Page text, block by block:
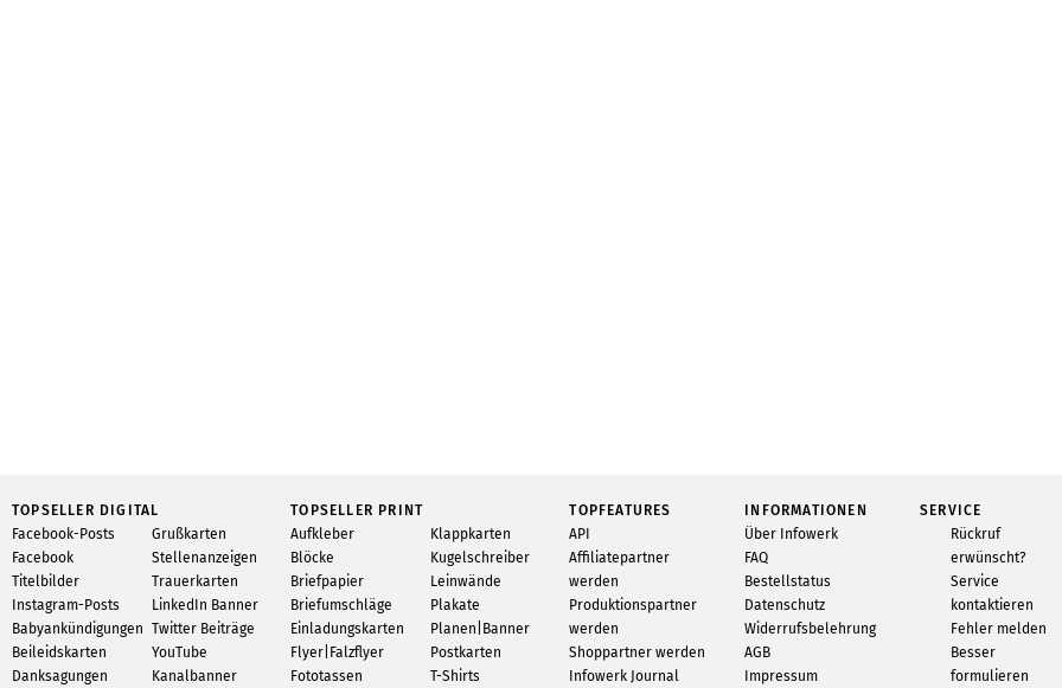
TOPSELLER DIGITAL
Facebook-Posts
Facebook
Titelbilder
Instagram-Posts
Babyankündigungen
Beileidskarten
Danksagungen
Grußkarten
Stellenanzeigen
Trauerkarten
LinkedIn Banner
Twitter Beiträge
YouTube
Kanalbanner
TOPSELLER PRINT
Aufkleber
Blöcke
Briefpapier
Briefumschläge
Einladungskarten
Flyer|Falzflyer
Fototassen
Klappkarten
Kugelschreiber
Leinwände
Plakate
Planen|Banner
Postkarten
T-Shirts
TOPFEATURES
API
Affiliatepartner
werden
Produktionspartner
werden
Shoppartner werden
Infowerk Journal
INFORMATIONEN
Über Infowerk
FAQ
Bestellstatus
Datenschutz
Widerrufsbelehrung
AGB
Impressum
SERVICE
Rückruf
erwünscht?
Service
kontaktieren
Fehler melden
Besser
formulieren